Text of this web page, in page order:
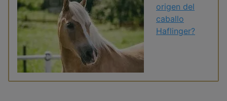
origen del
caballo
Haflinger?